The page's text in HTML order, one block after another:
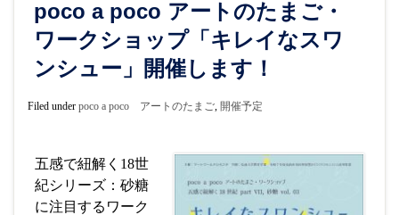
poco a poco アートのたまご・
ワークショップ「キレイなスワ
ンシュー」開催します！
Filed under poco a poco アートのたまご, 開催予定
五感で紐解く18世
紀シリーズ：砂糖
に注目するワーク